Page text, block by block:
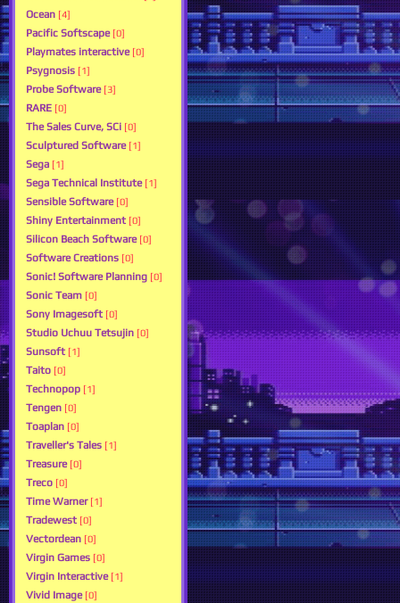
Ocean [4]
Pacific Softscape [0]
Playmates interactive [0]
Psygnosis [1]
Probe Software [3]
RARE [0]
The Sales Curve, SCi [0]
Sculptured Software [1]
Sega [1]
Sega Technical Institute [1]
Sensible Software [0]
Shiny Entertainment [0]
Silicon Beach Software [0]
Software Creations [0]
Sonic! Software Planning [0]
Sonic Team [0]
Sony Imagesoft [0]
Studio Uchuu Tetsujin [0]
Sunsoft [1]
Taito [0]
Technopop [1]
Tengen [0]
Toaplan [0]
Traveller's Tales [1]
Treasure [0]
Treco [0]
Time Warner [1]
Tradewest [0]
Vectordean [0]
Virgin Games [0]
Virgin Interactive [1]
Vivid Image [0]